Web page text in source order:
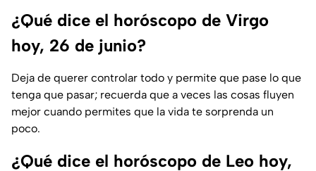
¿Qué dice el horóscopo de Virgo
hoy, 26 de junio?
Deja de querer controlar todo y permite que pase lo que
tenga que pasar; recuerda que a veces las cosas fluyen
mejor cuando permites que la vida te sorprenda un
poco.
¿Qué dice el horóscopo de Leo hoy,